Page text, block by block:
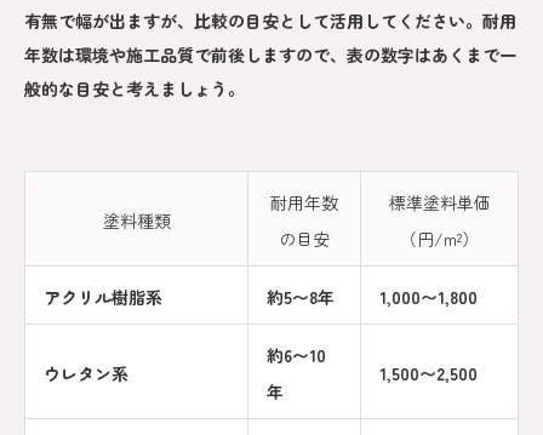
有無で幅が出ますが、比較の目安として活用してください。耐用
年数は環境や施工品質で前後しますので、表の数字はあくまで一
般的な目安と考えましょう。
塗料種類
耐用年数
の目安
標準塗料単価
（円/m²）
アクリル樹脂系 約5〜8年 1,000〜1,800
ウレタン系
約6〜10
年
1,500〜2,500